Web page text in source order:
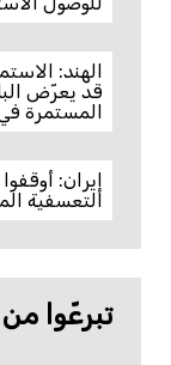
الهند:
قد يعرّض
المستمرة
إيران:
التعسفية
تبرعّوا